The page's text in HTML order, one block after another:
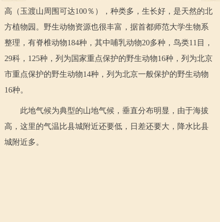
走进北京
北京概况 十六区概览 人文北京
绿色北京 图说北京 视频北京
多语种
ENGLISH 한국어 日本語
DEUTSCH
高（玉渡山周围可达100％），种类多，生长好，是天然的北
方植物园。野生动物资源也很丰富，据首都师范大学生物系
整理，有脊椎动物184种，其中哺乳动物20多种，鸟类11目，
29科，125种，列为国家重点保护的野生动物16种，列为北京
市重点保护的野生动物14种，列为北京一般保护的野生动物
16种。
此地气候为典型的山地气候，垂直分布明显，由于海拔
高，这里的气温比县城附近还要低，日差还要大，降水比县
城附近多。